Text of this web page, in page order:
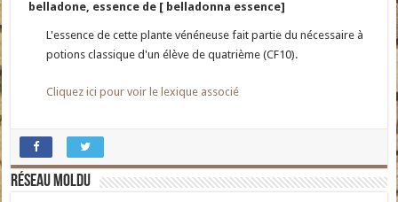
belladone, essence de [ belladonna essence]
L'essence de cette plante vénéneuse fait partie du nécessaire à
potions classique d'un élève de quatrième (CF10).
Cliquez ici pour voir le lexique associé
Réseau moldu